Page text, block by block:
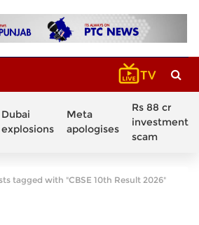
Dubai
explosions
Meta
apologises
Rs 88 cr
investment
scam
tagged with "CBSE 10th Result 2026"